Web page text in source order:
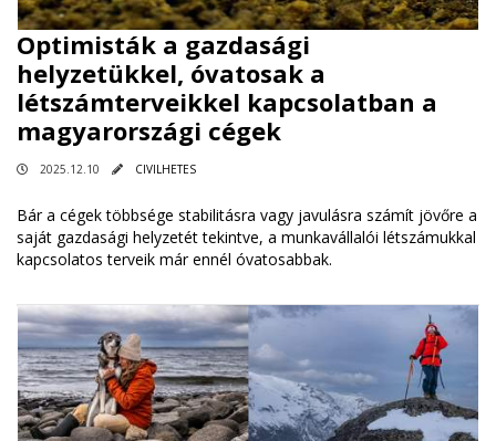
Optimisták a gazdasági
helyzetükkel, óvatosak a
létszámterveikkel kapcsolatban a
magyarországi cégek
2025.12.10 CIVILHETES
Bár a cégek többsége stabilitásra vagy javulásra számít jövőre a
saját gazdasági helyzetét tekintve, a munkavállalói létszámukkal
kapcsolatos terveik már ennél óvatosabbak.